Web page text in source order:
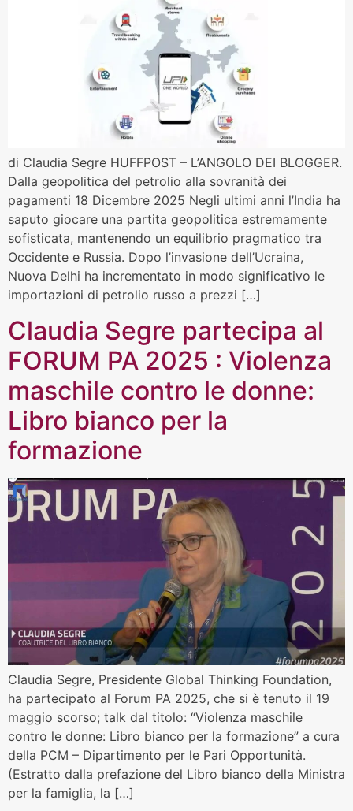
di Claudia Segre HUFFPOST – L’ANGOLO DEI BLOGGER.
Dalla geopolitica del petrolio alla sovranità dei
pagamenti 18 Dicembre 2025 Negli ultimi anni l’India ha
saputo giocare una partita geopolitica estremamente
sofisticata, mantenendo un equilibrio pragmatico tra
Occidente e Russia. Dopo l’invasione dell’Ucraina,
Nuova Delhi ha incrementato in modo significativo le
importazioni di petrolio russo a prezzi […]
Claudia Segre partecipa al
FORUM PA 2025 : Violenza
maschile contro le donne:
Libro bianco per la
formazione
Claudia Segre, Presidente Global Thinking Foundation,
ha partecipato al Forum PA 2025, che si è tenuto il 19
maggio scorso; talk dal titolo: “Violenza maschile
contro le donne: Libro bianco per la formazione” a cura
della PCM – Dipartimento per le Pari Opportunità.
(Estratto dalla prefazione del Libro bianco della Ministra
per la famiglia, la […]